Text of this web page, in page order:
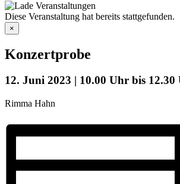
Diese Veranstaltung hat bereits stattgefunden.
×
Konzertprobe
12. Juni 2023 | 10.00 Uhr bis 12.30
Rimma Hahn